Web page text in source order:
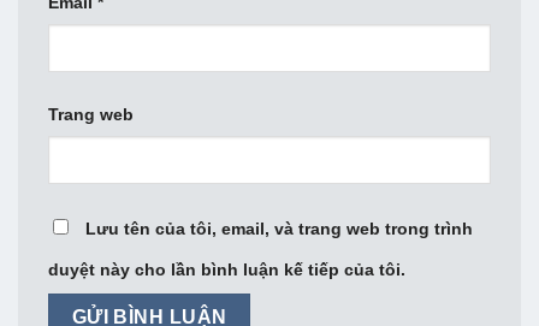
Trang web
Lưu tên của tôi, email, và trang web trong trình
duyệt này cho lần bình luận kế tiếp của tôi.